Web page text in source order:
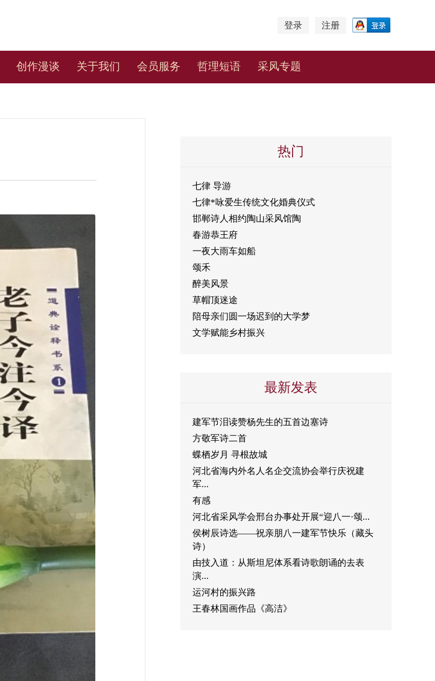
注册
登录
创作漫谈 关于我们 会员服务 哲理短语 采风专题
热门
七律 导游
七律*咏爱生传统文化婚典仪式
邯郸诗人相约陶山采风馆陶
春游恭王府
一夜大雨车如船
颂禾
醉美风景
草帽顶迷途
陪母亲们圆一场迟到的大学梦
文学赋能乡村振兴
最新发表
建军节泪读赞杨先生的五首边塞诗
方敬军诗二首
蝶栖岁月 寻根故城
河北省海内外名人名企交流协会举行庆祝建
军...
有感
河北省采风学会邢台办事处开展“迎八一·颂...
侯树辰诗选——祝亲朋八一建军节快乐（藏头
诗）
由技入道：从斯坦尼体系看诗歌朗诵的去表
演...
运河村的振兴路
王春林国画作品《高洁》